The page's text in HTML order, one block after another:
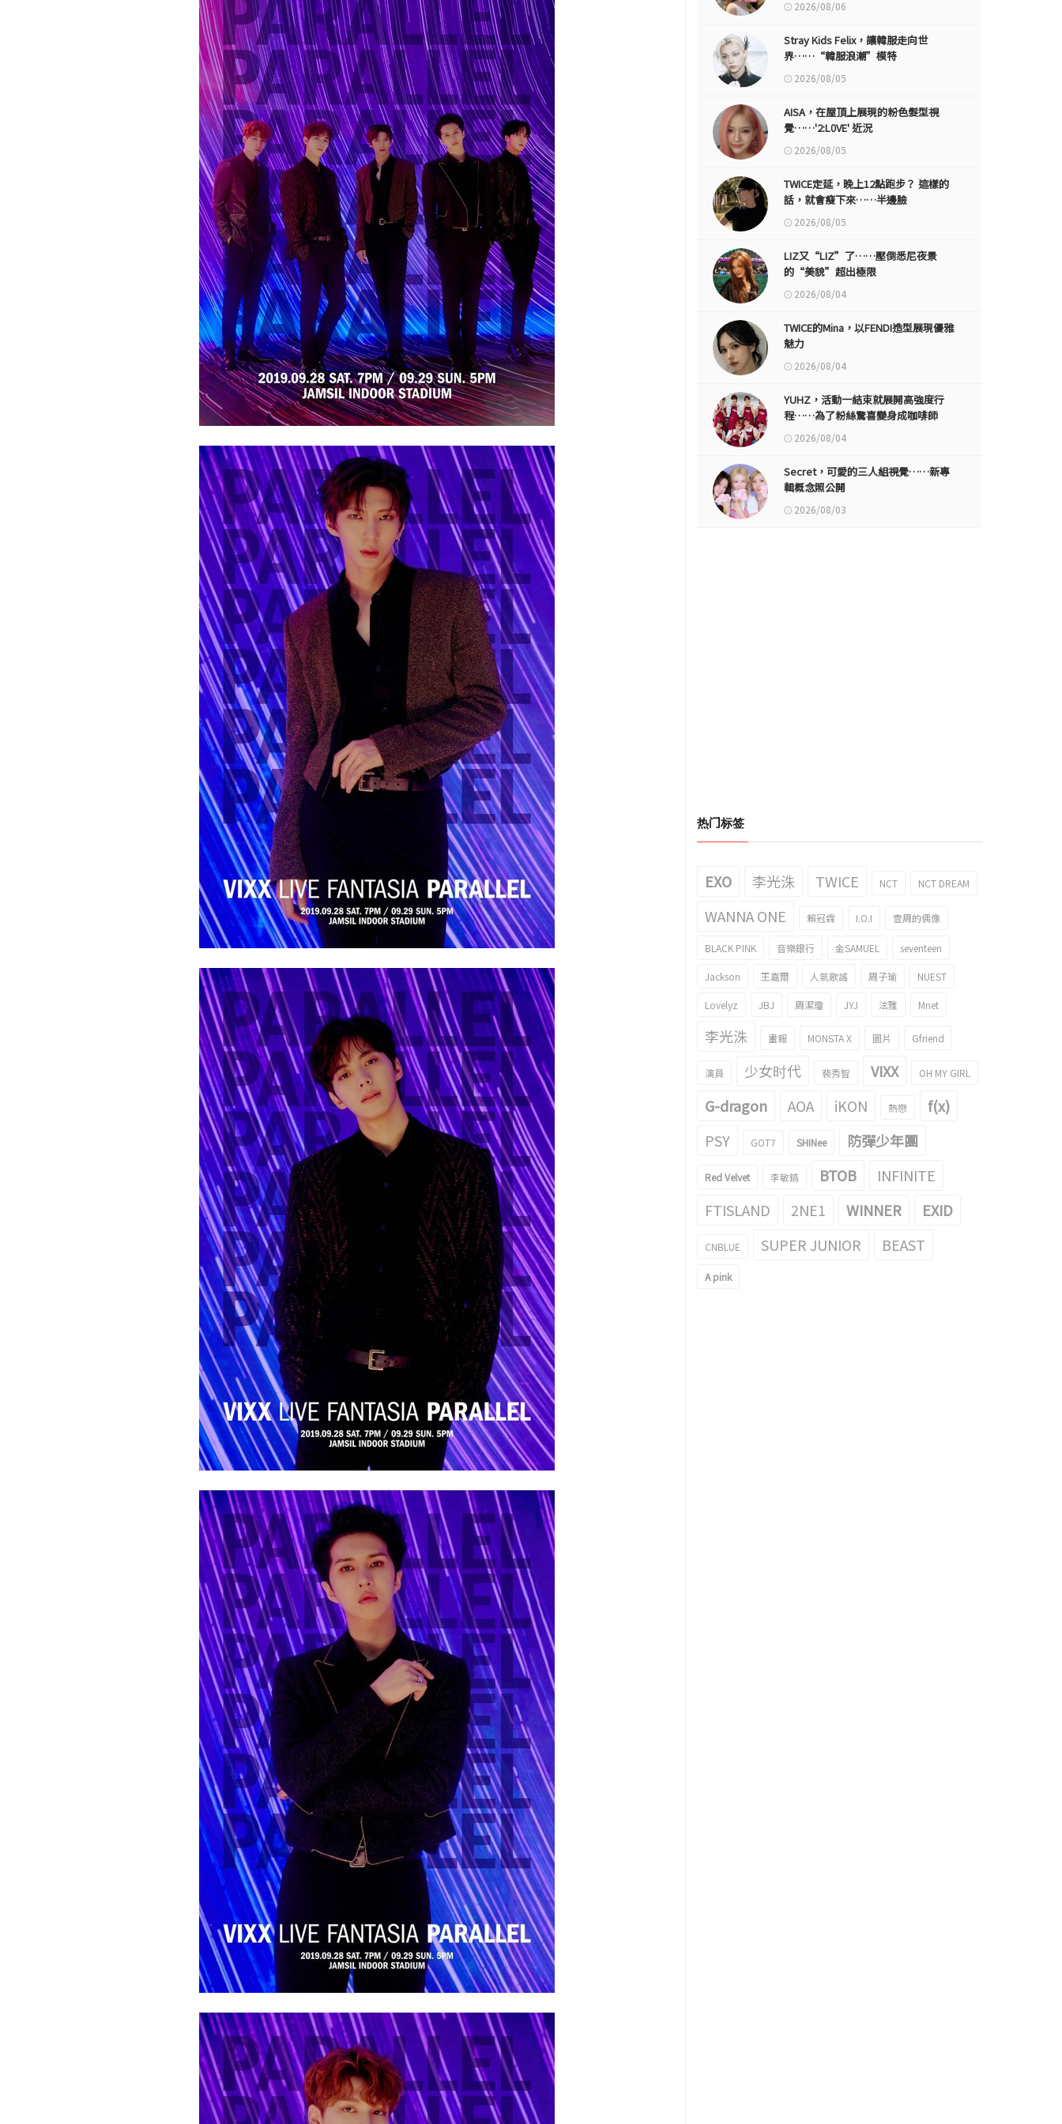
2026/08/06
Stray Kids Felix，讓韓服走向世
界……“韓服浪潮”模特
2026/08/05
AISA，在屋頂上展現的粉色髮型視
覺……'2:L0VE' 近況
2026/08/05
TWICE定延，晚上12點跑步？ 這樣的
話，就會瘦下來……半邊臉
2026/08/05
LIZ又“LIZ”了……壓倒悉尼夜景
的“美貌”超出極限
2026/08/04
TWICE的Mina，以FENDI造型展現優雅
魅力
2026/08/04
YUHZ，活動一結束就展開高強度行
程……為了粉絲驚喜變身成咖啡師
2026/08/04
Secret，可愛的三人組視覺……新專
輯概念照公開
2026/08/03
热门标签
EXO 李光洙 TWICE NCT NCT DREAM
WANNA ONE 賴冠霖 I.O.I 壹周的偶像
BLACK PINK 音樂銀行 金SAMUEL seventeen
Jackson 王嘉爾 人氣歌謠 周子瑜 NUEST
Lovelyz JBJ 周潔瓊 JYJ 泫雅 Mnet
李光洙 畫報 MONSTA X 圖片 Gfriend
演員 少女时代 裴秀智 VIXX OH MY GIRL
G-dragon AOA iKON 熱戀
f(x)
PSY
GOT7 SHINee 防彈少年團
Red Velvet 李敏鎬 BTOB
INFINITE
FTISLAND
2NE1 WINNER EXID
CNBLUE SUPER JUNIOR BEAST
A pink